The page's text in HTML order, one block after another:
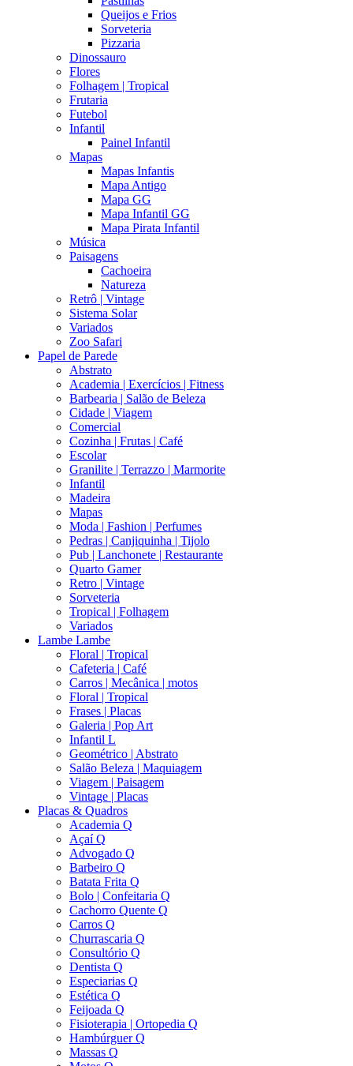
Queijos e Frios
Sorveteria
Pizzaria
Dinossauro
Flores
Folhagem | Tropical
Frutaria
Futebol
Infantil
Painel Infantil
Mapas
Mapas Infantis
Mapa Antigo
Mapa GG
Mapa Infantil GG
Mapa Pirata Infantil
Música
Paisagens
Cachoeira
Natureza
Retrô | Vintage
Sistema Solar
Variados
Zoo Safari
Papel de Parede
Abstrato
Academia | Exercícios | Fitness
Barbearia | Salão de Beleza
Cidade | Viagem
Comercial
Cozinha | Frutas | Café
Escolar
Granilite | Terrazzo | Marmorite
Infantil
Madeira
Mapas
Moda | Fashion | Perfumes
Pedras | Canjiquinha | Tijolo
Pub | Lanchonete | Restaurante
Quarto Gamer
Retro | Vintage
Sorveteria
Tropical | Folhagem
Variados
Lambe Lambe
Floral | Tropical
Cafeteria | Café
Carros | Mecânica | motos
Floral | Tropical
Frases | Placas
Galeria | Pop Art
Infantil L
Geométrico | Abstrato
Salão Beleza | Maquiagem
Viagem | Paisagem
Vintage | Placas
Placas & Quadros
Academia Q
Açaí Q
Advogado Q
Barbeiro Q
Batata Frita Q
Bolo | Confeitaria Q
Cachorro Quente Q
Carros Q
Churrascaria Q
Consultório Q
Dentista Q
Especiarias Q
Estética Q
Feijoada Q
Fisioterapia | Ortopedia Q
Hambúrguer Q
Massas Q